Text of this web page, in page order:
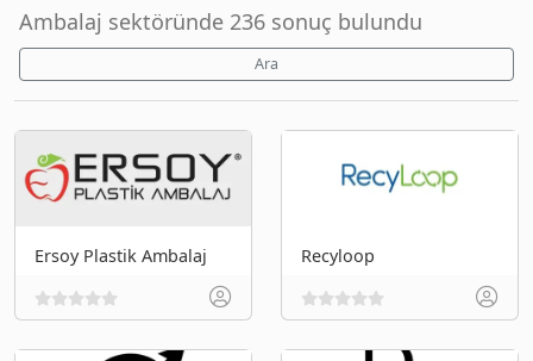
Ambalaj sektöründe 236 sonuç bulundu
Ara
Ersoy Plastik Ambalaj Recyloop